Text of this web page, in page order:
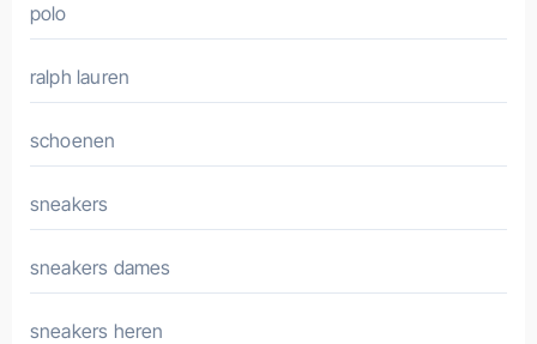
polo
ralph lauren
schoenen
sneakers
sneakers dames
sneakers heren